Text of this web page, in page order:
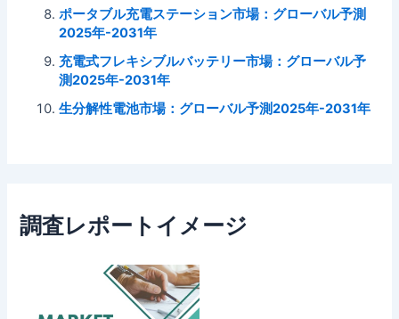
ポータブル充電ステーション市場：グローバル予測
2025年-2031年
充電式フレキシブルバッテリー市場：グローバル予
測2025年-2031年
生分解性電池市場：グローバル予測2025年-2031年
調査レポートイメージ